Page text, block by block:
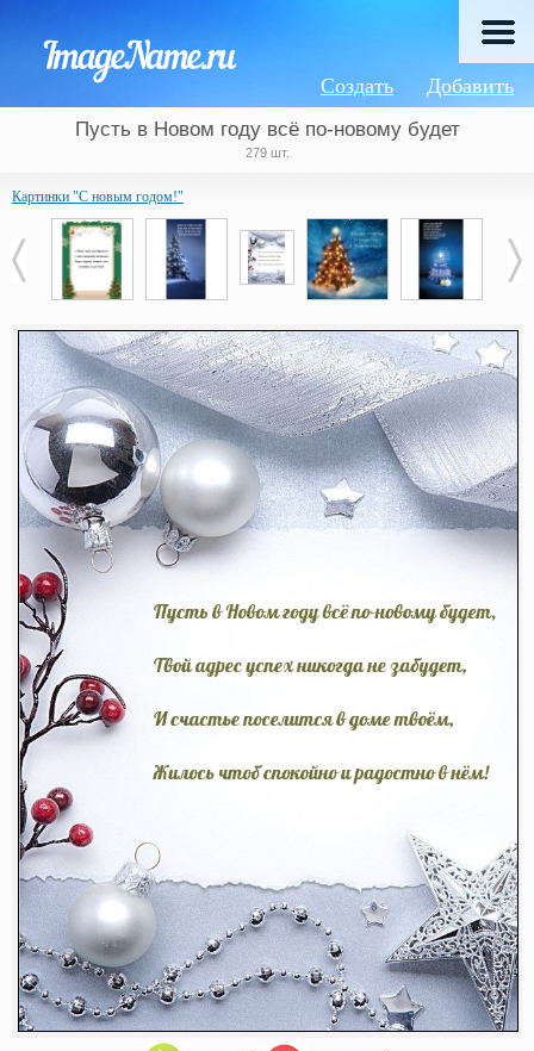
Добавить
Создать
Пусть в Новом году всё по-новому будет
279 шт.
Картинки "С новым годом!"